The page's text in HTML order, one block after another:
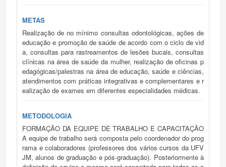
METAS
Realização de no mínimo consultas odontológicas, ações de
educação e promoção de saúde de acordo com o ciclo de vid
a, consultas para rastreamentos de lesões bucais, consultas
clínicas na área de saúde da mulher, realização de oficinas p
edagógicas/palestras na área de educação, saúde e ciências,
atendimentos com práticas integrativas e complementares e r
ealização de exames em diferentes especialidades médicas.
METODOLOGIA
FORMAÇÃO DA EQUIPE DE TRABALHO E CAPACITAÇÃO
A equipe de trabalho será composta pelo coordenador do prog
rama e colaboradores (professores dos vários cursos da UFV
JM, alunos de graduação e pós-graduação). Posteriormente à